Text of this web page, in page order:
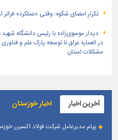
تکرارِ امضای شکوه؛ وقتی «عملکرد»
دیدار موسوی‌زاده با رئیس دانشگاه شهید
در العماره عراق تا توسعه پارک علم و
مشکلات استان
آخرین اخبار اخبار خوزستان
پیام مدیرعامل شرکت فولاد اکسین